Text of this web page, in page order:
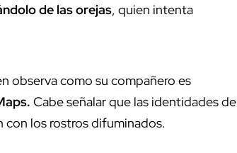
de las orejas, quien intenta
observa como su compañero es
Cabe señalar que las identidades de
con los rostros difuminados.